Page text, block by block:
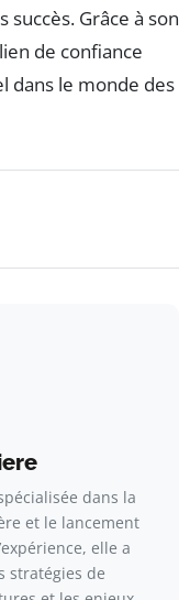
succès. Grâce à son
de confiance
dans le monde des
dans la
et le lancement
elle a
stratégies de